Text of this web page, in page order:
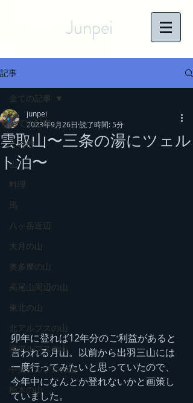
Junpei
記事
全ての記事
その他
山
料理
馬
八ヶ岳近辺
大月の山
奥多摩の山
高尾山周辺の山
東北の山
北アルプスの山
南アルプスの山
中央アルプスの山
栃木の山
全ての記事
雲取山〜三条の湯にツェル
ト泊〜
junpei
2023年9月26日 読了時間: 5分
卯年に登れば12年分のご利益があると
言われる月山。以前から出羽三山には
一度行ってみたいと思っていたので、
今年中になんとか登れないかと画策し
ていました。